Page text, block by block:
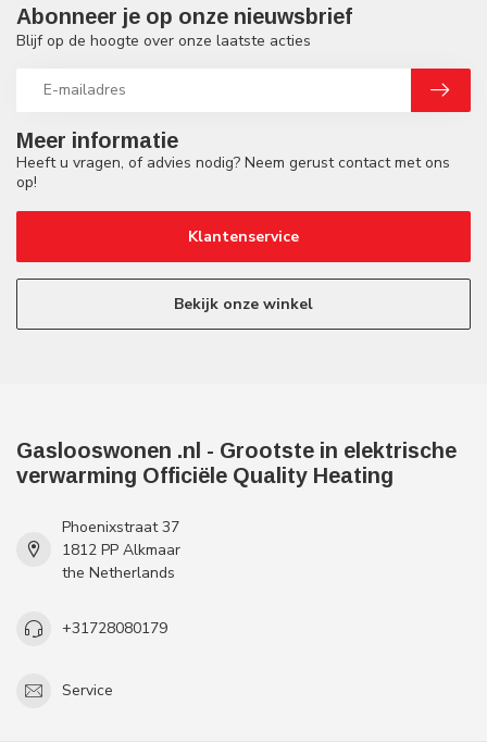
Meer informatie
Heeft u vragen, of advies nodig? Neem gerust contact met ons
op!
Klantenservice
Bekijk onze winkel
Abonneer je op onze nieuwsbrief
Blijf op de hoogte over onze laatste acties
Gaslooswonen .nl - Grootste in elektrische
verwarming Officiële Quality Heating
Phoenixstraat 37
1812 PP Alkmaar
the Netherlands
+31728080179
Service